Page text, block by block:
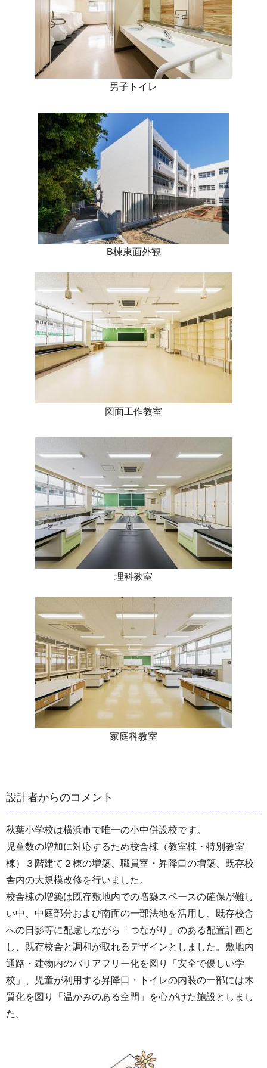
男子トイレ
B棟東面外観
図面工作教室
理科教室
家庭科教室
設計者からのコメント
秋葉小学校は横浜市で唯一の小中併設校です。
児童数の増加に対応するため校舎棟（教室棟・特別教室
棟）３階建て２棟の増築、職員室・昇降口の増築、既存校
舎内の大規模改修を行いました。
校舎棟の増築は既存敷地内での増築スペースの確保が難し
い中、中庭部分および南面の一部法地を活用し、既存校舎
への日影等に配慮しながら「つながり」のある配置計画と
し、既存校舎と調和が取れるデザインとしました。敷地内
通路・建物内のバリアフリー化を図り「安全で優しい学
校」、児童が利用する昇降口・トイレの内装の一部には木
質化を図り「温かみのある空間」を心がけた施設としまし
た。